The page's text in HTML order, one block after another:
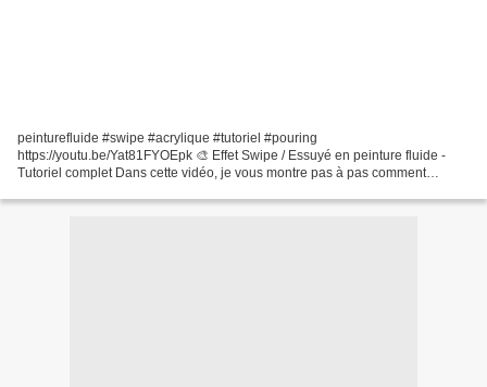
peinturefluide #swipe #acrylique #tutoriel #pouring
https://youtu.be/Yat81FYOEpk 🎨 Effet Swipe / Essuyé en peinture fluide -
Tutoriel complet Dans cette vidéo, je vous montre pas à pas comment